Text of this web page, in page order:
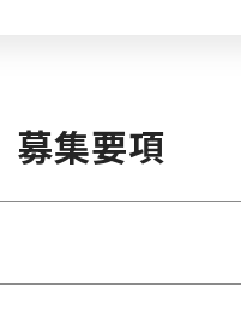
募集要項